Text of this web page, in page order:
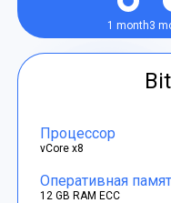
1 month3
Процессор
vCore x8
Оперативная
12 GB RAM ECC